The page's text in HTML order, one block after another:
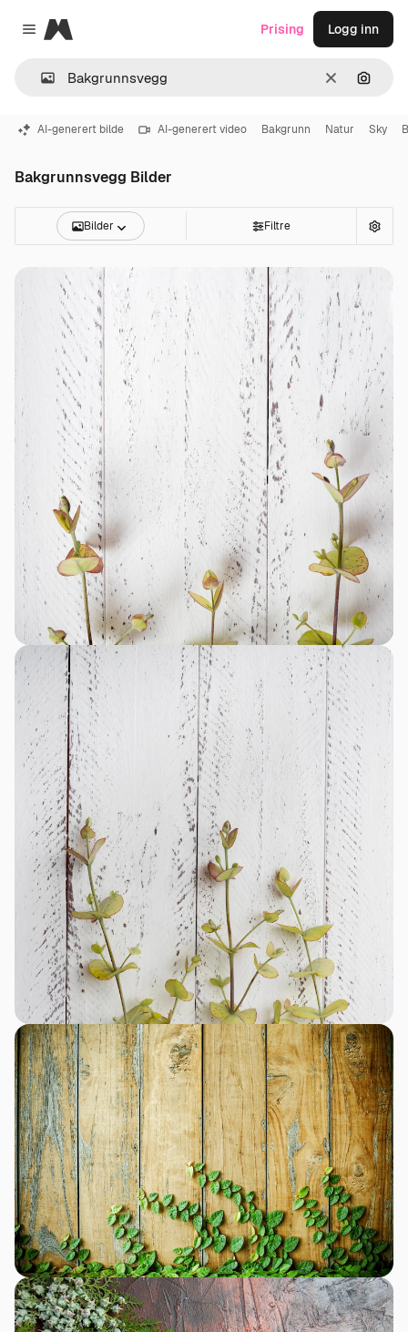
Close menu
Magnific
Slett Søk
Prising Logg inn
AI-generert bilde AI-generert video Bakgrunn Natur Sky
Bakgrunnsvegg Bilder
Bilder Filtre